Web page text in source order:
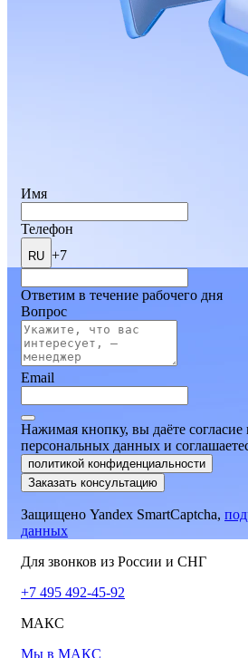
Имя
Телефон
RU +7
Ответим в течение рабочего дня
Вопрос
Email
Нажимая кнопку, вы даёте согласие
персональных данных и
политикой конфиденциальности
Заказать консультацию
Защищено Yandex SmartCaptcha,
данных
Для звонков из России и СНГ
+7 495 492-45-92
МАКС
Мы в МАКС